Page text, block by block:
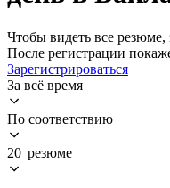
Чтобы видеть все резюме,
После регистрации
Зарегистрироваться
За всё время
По соответствию
20 резюме